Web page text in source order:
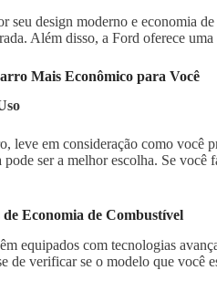
seu design moderno e economia
Além disso, a Ford oferece
Mais Econômico para Você
leve em consideração como você
ser a melhor escolha. Se
Economia de Combustível
equipados com tecnologias
de verificar se o modelo que você